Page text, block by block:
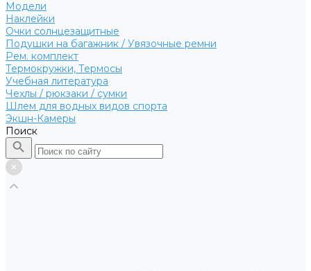
Модели
Наклейки
Очки солнцезащитные
Подушки на багажник / Увязочные ремни
Рем. комплект
Термокружки, Термосы
Учебная литература
Чехлы / рюкзаки / сумки
Шлем для водных видов спорта
Экшн-Камеры
Поиск